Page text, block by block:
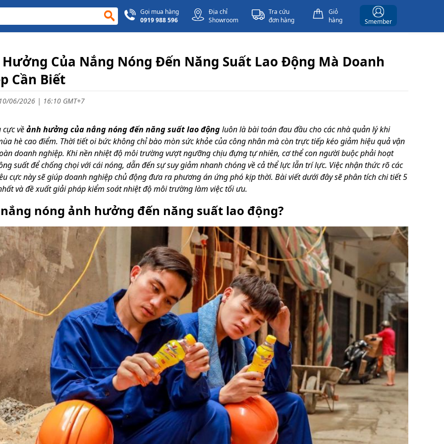
Gọi mua hàng
0919 988 596
Địa chỉ
Showroom
Tra cứu
đơn hàng
Giỏ
hàng
Smember
Của Nắng Nóng Đến Năng Suất Lao Động Mà Doanh
Cần Biết
06/2026 | 16:10 GMT+7
vềảnh hưởng của nắng nóng đến năng suất lao độngluôn là bài toán đau đầu cho các nhà quản lý khi
hè cao điểm. Thời tiết oi bức không chỉ bào mòn sức khỏe của công nhân mà còn trực tiếp kéo giảm hiệu quả vận
doanh nghiệp. Khi nền nhiệt độ môi trường vượt ngưỡng chịu đựng tự nhiên, cơ thể con người buộc phải hoạt
suất để chống chọi với cái nóng, dẫn đến sự suy giảm nhanh chóng về cả thể lực lẫn trí lực. Việc nhận thức rõ các
cực này sẽ giúp doanh nghiệp chủ động đưa ra phương án ứng phó kịp thời. Bài viết dưới đây sẽ phân tích chi tiết 5
và đề xuất giải pháp kiểm soát nhiệt độ môi trường làm việc tối ưu.
nóng ảnh hưởng đến năng suất lao động?